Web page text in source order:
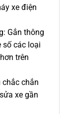
xe điện
Gắn thông
số các loại
trên
chắn
xe gần